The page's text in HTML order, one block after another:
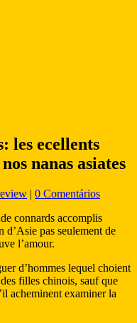
les ecellents
nanas asiates
| 0 Comentários
connards accomplis
d’Asie pas seulement de
l’amour.
d’hommes lequel choient
filles chinois, sauf que
acheminent examiner la